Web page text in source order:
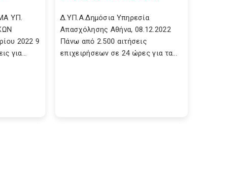
ΥΠ.
2022 9
για...
Δ.ΥΠ.Α.Δημόσια Υπηρεσία
Απασχόλησης Αθήνα, 08.12.2022
Πάνω από 2.500 αιτήσεις
επιχειρήσεων σε 24 ώρες για τα...